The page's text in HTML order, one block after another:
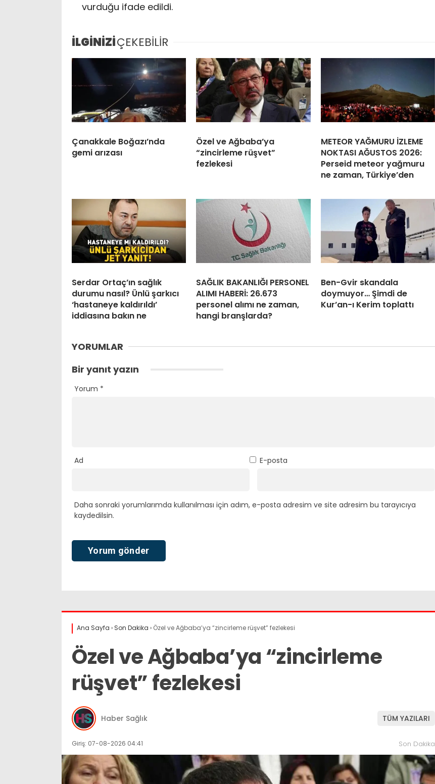
vurduğu ifade edildi.
İLGİNİZİÇEKEBİLİR
Çanakkale Boğazı’nda
gemi arızası
Özel ve Ağbaba’ya
“zincirleme rüşvet”
fezlekesi
METEOR YAĞMURU İZLEME
NOKTASI AĞUSTOS 2026:
Perseid meteor yağmuru
ne zaman, Türkiye’den
Serdar Ortaç’ın sağlık
durumu nasıl? Ünlü şarkıcı
‘hastaneye kaldırıldı’
iddiasına bakın ne
SAĞLIK BAKANLIĞI PERSONEL
ALIMI HABERİ: 26.673
personel alımı ne zaman,
hangi branşlarda?
Ben-Gvir skandala
doymuyor… Şimdi de
Kur’an-ı Kerim toplattı
YORUMLAR
Bir yanıt yazın
Yorum *
Ad E-posta
Daha sonraki yorumlarımda kullanılması için adım, e-posta adresim ve site adresim bu tarayıcıya
kaydedilsin.
Ana Sayfa › Son Dakika › Özel ve Ağbaba’ya “zincirleme rüşvet” fezlekesi
Özel ve Ağbaba’ya “zincirleme
rüşvet” fezlekesi
Haber Sağlık TÜM YAZILARI
Giriş: 07-08-2026 04:41 Son Dakika